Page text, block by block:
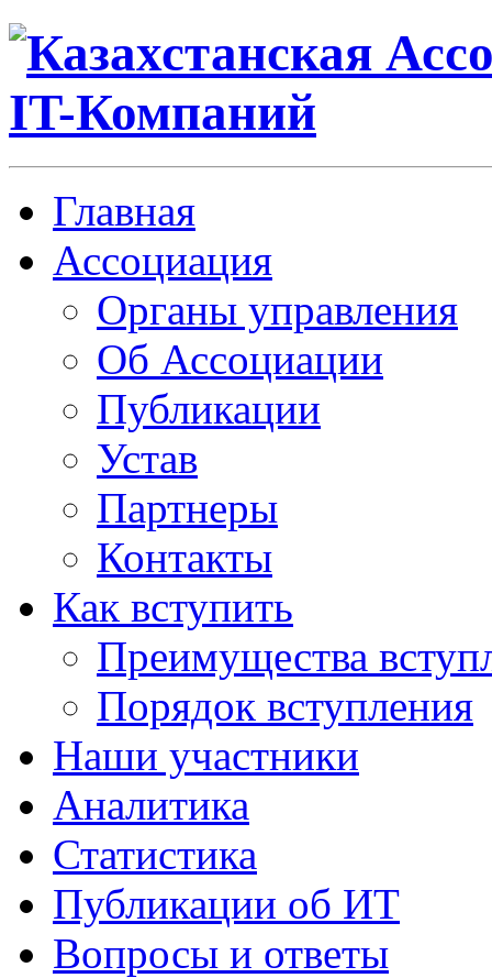
Главная
Ассоциация
Органы управления
Об Ассоциации
Публикации
Устав
Партнеры
Контакты
Как вступить
Преимущества
Порядок вступления
Наши участники
Аналитика
Статистика
Публикации об ИТ
Вопросы и ответы